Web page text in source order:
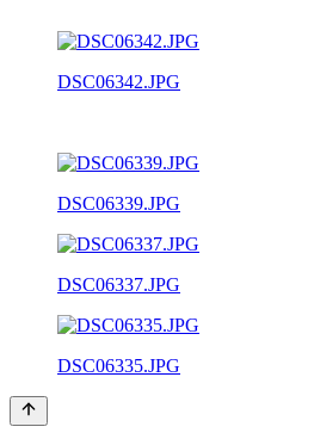
DSC06342.JPG
DSC06339.JPG
DSC06337.JPG
DSC06335.JPG